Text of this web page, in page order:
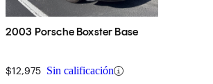
2003 Porsche Boxster Base
$12,975 Sin calificación